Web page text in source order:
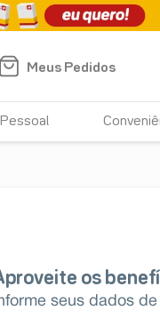
Meus Pedidos
seus dados